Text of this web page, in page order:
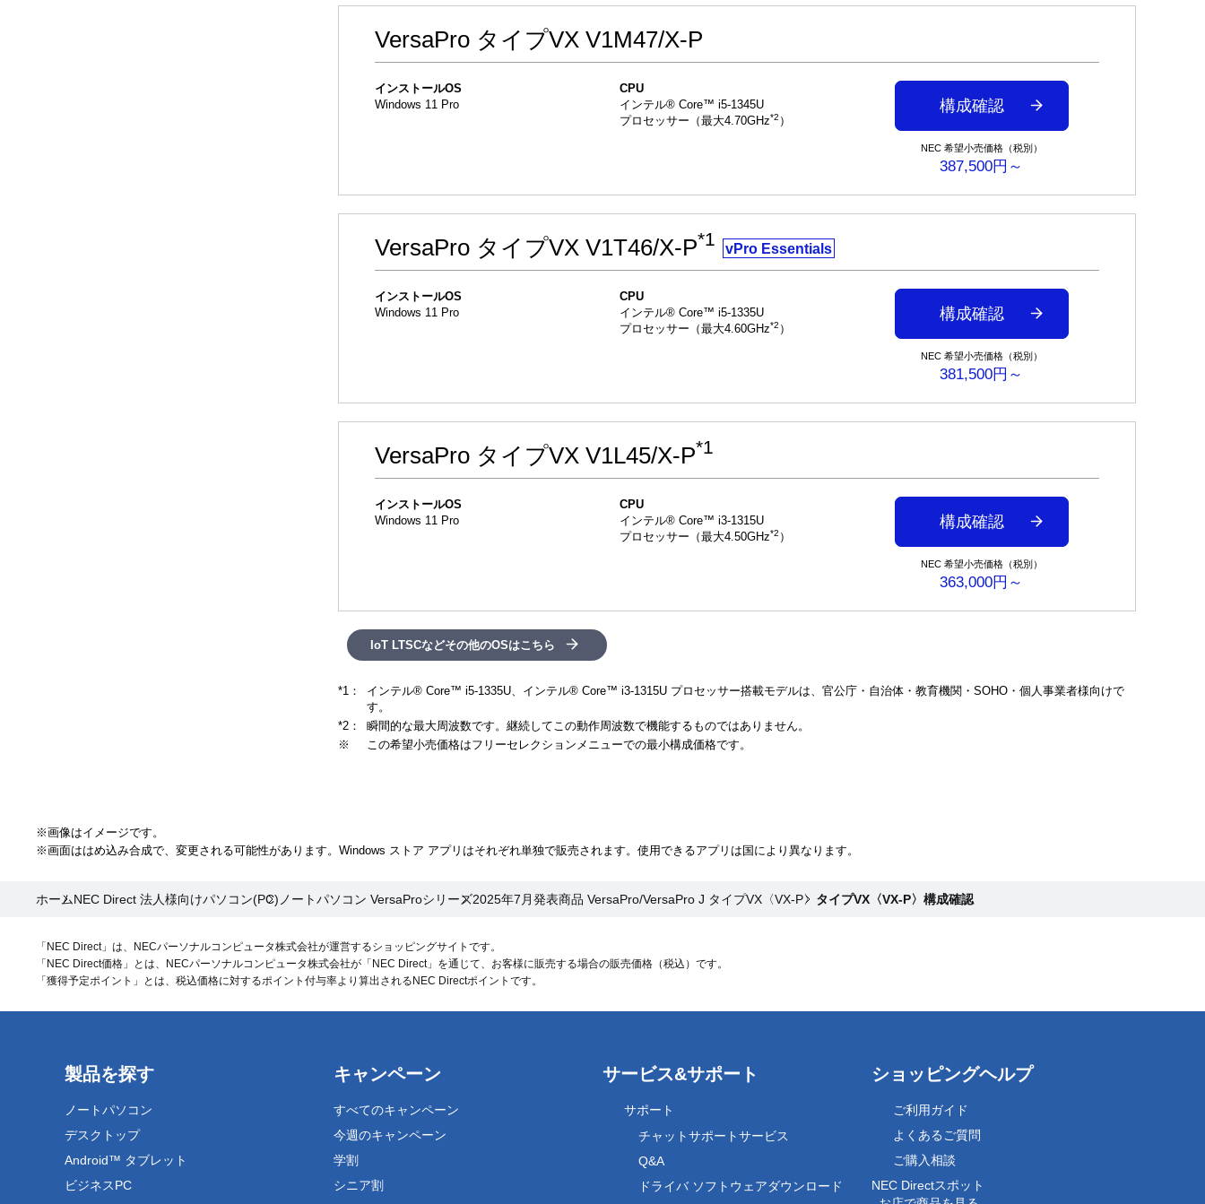
VersaPro タイプVX V1M47/X-P
インストールOS
Windows 11 Pro
CPU
インテル® Core™ i5-1345U
プロセッサー（最大4.70GHz*2 ）
構成確認
NEC 希望小売価格（税別）
387,500円～
VersaPro タイプVX V1T46/X-P*1 vPro Essentials
インストールOS
Windows 11 Pro
CPU
インテル® Core™ i5-1335U
プロセッサー（最大4.60GHz*2 ）
構成確認
NEC 希望小売価格（税別）
381,500円～
VersaPro タイプVX V1L45/X-P*1
インストールOS
Windows 11 Pro
CPU
インテル® Core™ i3-1315U
プロセッサー（最大4.50GHz*2 ）
構成確認
NEC 希望小売価格（税別）
363,000円～
IoT LTSCなどその他のOSはこちら
*1：
インテル® Core™ i5-1335U、インテル® Core™ i3-1315U プロセッサー搭載モデルは、官公庁・自治体・教育機関・SOHO・個人事業者様向けで
す。
*2：
瞬間的な最大周波数です。継続してこの動作周波数で機能するものではありません。
※
この希望小売価格はフリーセレクションメニューでの最小構成価格です。
※画像はイメージです。
※画面ははめ込み合成で、変更される可能性があります。Windows ストア アプリはそれぞれ単独で販売されます。使用できるアプリは国により異なります。
ホームNEC Direct 法人様向けパソコン(PC) ノートパソコン VersaProシリーズ2025年7月発表商品 VersaPro/VersaPro J タイプVX〈VX-P〉 タイプVX〈VX-P〉構成確認
「NEC Direct」は、NECパーソナルコンピュータ株式会社が運営するショッピングサイトです。
「NEC Direct価格」とは、NECパーソナルコンピュータ株式会社が「NEC Direct」を通じて、お客様に販売する場合の販売価格（税込 ）です。
「獲得予定ポイント」とは、税込価格に対するポイント付与率より算出されるNEC Directポイントです。
製品を探す
ノートパソコン
デスクトップ
Android™ タブレット
ビジネスPC
キャンペーン
すべてのキャンペーン
今週のキャンペーン
学割
シニア割
サービス&サポート
サポート
チャットサポートサービス
Q&A
ドライバ ソフトウェアダウンロード
ショッピングヘルプ
ご利用ガイド
よくあるご質問
ご購入相談
NEC Directスポット